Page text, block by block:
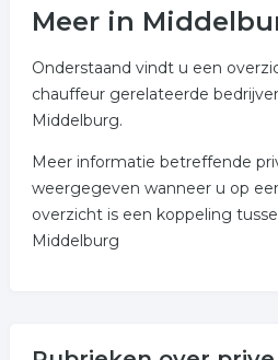
Meer in
Onderstaand vindt u een
chauffeur gerelateerde
Middelburg.
Meer informatie betreffende
weergegeven wanneer u op
overzicht is een koppeling
Middelburg